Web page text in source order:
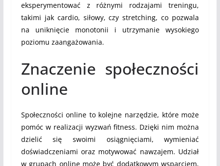
eksperymentować z różnymi rodzajami treningu,
takimi jak cardio, siłowy, czy stretching, co pozwala
na uniknięcie monotonii i utrzymanie wysokiego
poziomu zaangażowania.
Znaczenie społeczności
online
Społeczności online to kolejne narzędzie, które może
pomóc w realizacji wyzwań fitness. Dzięki nim można
dzielić się swoimi osiągnięciami, wymieniać
doświadczeniami oraz motywować nawzajem. Udział
w grupach online może być dodatkowym wsparciem,